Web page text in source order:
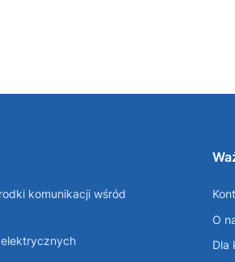
komunikacji wśród
O
Dla